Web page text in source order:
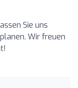
Sie uns
Wir freuen